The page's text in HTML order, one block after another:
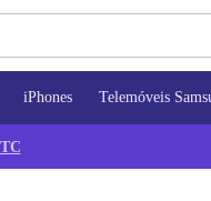
iPhones Telemóveis
TC